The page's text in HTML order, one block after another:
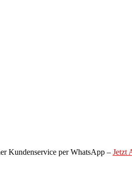
Kundenservice per WhatsApp – Jetzt